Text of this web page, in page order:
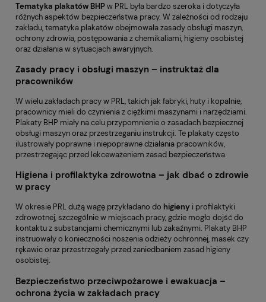
Tematyka plakatów BHPw PRL była bardzo szeroka i dotyczyła
różnych aspektów bezpieczeństwa pracy. W zależności od rodzaju
zakładu, tematyka plakatów obejmowała zasady obsługi maszyn,
ochrony zdrowia, postępowania z chemikaliami, higieny osobistej
oraz działania w sytuacjach awaryjnych.
Zasady pracy i obsługi maszyn – instruktaż dla
pracowników
W wielu zakładach pracy w PRL, takich jak fabryki, huty i kopalnie,
pracownicy mieli do czynienia z ciężkimi maszynami i narzędziami.
Plakaty BHP miały na celu przypomnienie o zasadach bezpiecznej
obsługi maszyn oraz przestrzeganiu instrukcji. Te plakaty często
ilustrowały poprawne i niepoprawne działania pracowników,
przestrzegając przed lekceważeniem zasad bezpieczeństwa.
Higiena i profilaktyka zdrowotna – jak dbać o zdrowie
w pracy
W okresie PRL dużą wagę przykładano do higieny i profilaktyki
zdrowotnej, szczególnie w miejscach pracy, gdzie mogło dojść do
kontaktu z substancjami chemicznymi lub zakaźnymi. Plakaty BHP
instruowały o konieczności noszenia odzieży ochronnej, masek czy
rękawic oraz przestrzegały przed zaniedbaniem zasad higieny
osobistej.
Bezpieczeństwo przeciwpożarowe i ewakuacja –
ochrona życia w zakładach pracy